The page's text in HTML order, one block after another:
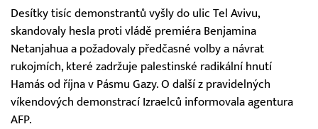
Desítky tisíc demonstrantů vyšly do ulic Tel Avivu,
skandovaly hesla proti vládě premiéra Benjamina
Netanjahua a požadovaly předčasné volby a návrat
rukojmích, které zadržuje palestinské radikální hnutí
Hamás od října v Pásmu Gazy. O další z pravidelných
víkendových demonstrací Izraelců informovala agentura
AFP.